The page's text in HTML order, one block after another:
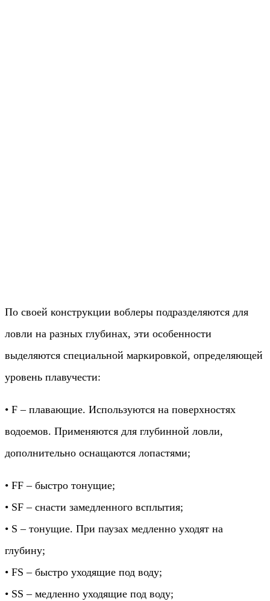
По своей конструкции воблеры подразделяются для
ловли на разных глубинах, эти особенности
выделяются специальной маркировкой, определяющей
уровень плавучести:
• F – плавающие. Используются на поверхностях
водоемов. Применяются для глубинной ловли,
дополнительно оснащаются лопастями;
• FF – быстро тонущие;
• SF – снасти замедленного всплытия;
• S – тонущие. При паузах медленно уходят на
глубину;
• FS – быстро уходящие под воду;
• SS – медленно уходящие под воду;